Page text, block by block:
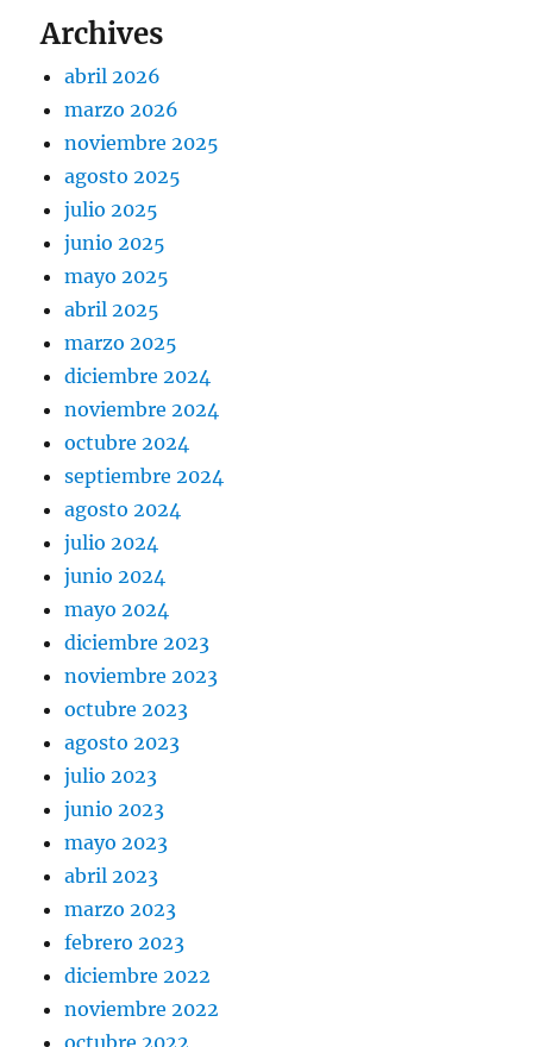
Archives
abril 2026
marzo 2026
noviembre 2025
agosto 2025
julio 2025
junio 2025
mayo 2025
abril 2025
marzo 2025
diciembre 2024
noviembre 2024
octubre 2024
septiembre 2024
agosto 2024
julio 2024
junio 2024
mayo 2024
diciembre 2023
noviembre 2023
octubre 2023
agosto 2023
julio 2023
junio 2023
mayo 2023
abril 2023
marzo 2023
febrero 2023
diciembre 2022
noviembre 2022